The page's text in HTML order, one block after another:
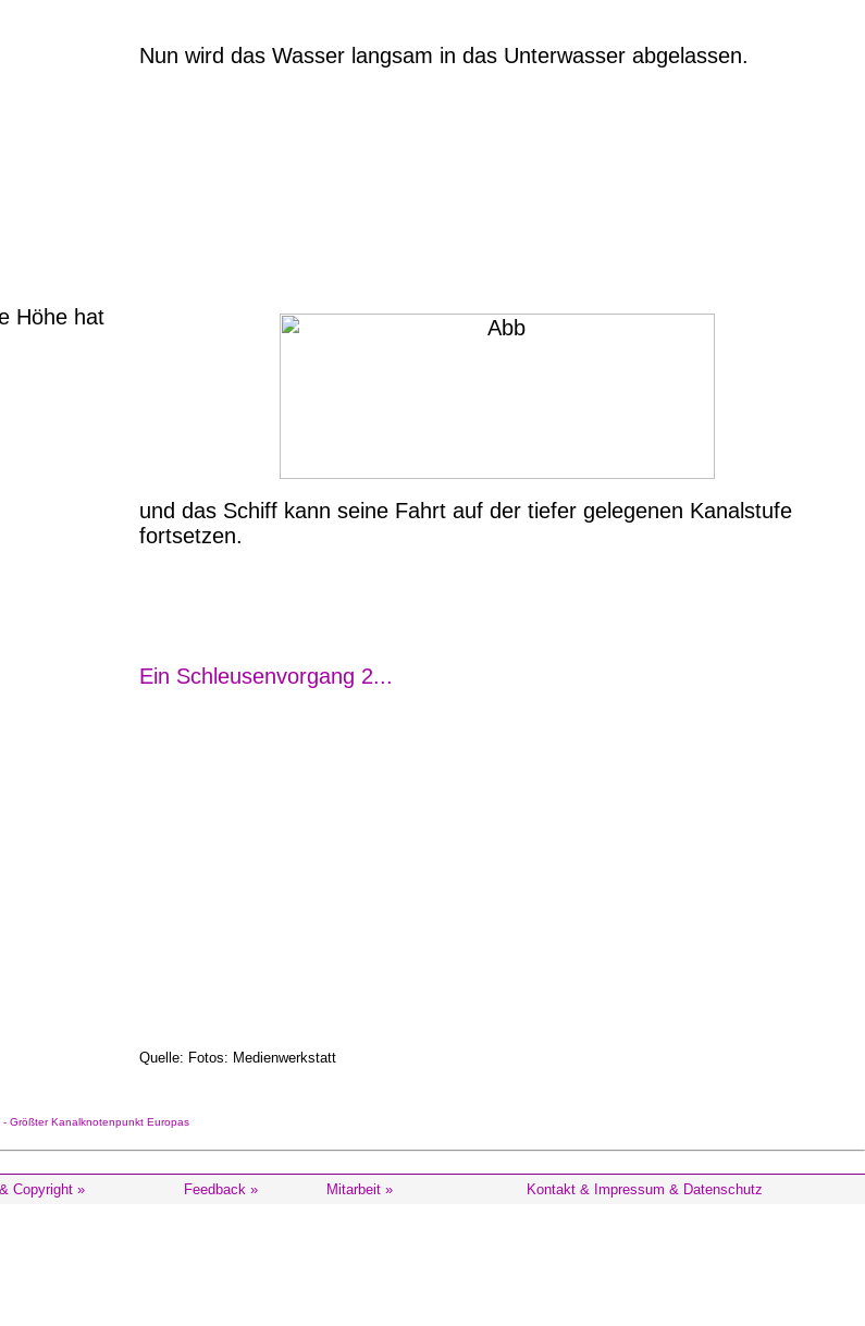
Nun wird das Wasser langsam in das Unterwasser abgelassen.
Höhe hat
und das Schiff kann seine Fahrt auf der tiefer gelegenen Kanalstufe
fortsetzen.
Ein Schleusenvorgang 2...
Quelle: Fotos: Medienwerkstatt
- Größter Kanalknotenpunkt Europas
Copyright » Feedback » Mitarbeit » Kontakt & Impressum & Datenschutz